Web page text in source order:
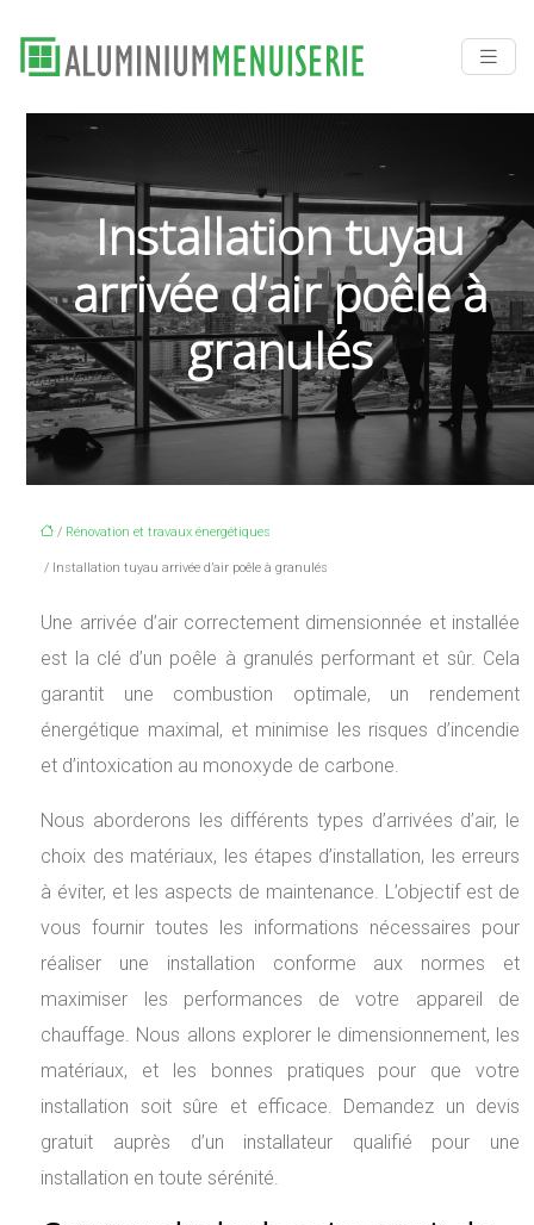
Installation tuyau
arrivée d’air poêle à
granulés
/ Rénovation et travaux énergétiques
/ Installation tuyau arrivée d’air poêle à granulés
Une arrivée d’air correctement dimensionnée et installée
est la clé d’un poêle à granulés performant et sûr. Cela
garantit une combustion optimale, un rendement
énergétique maximal, et minimise les risques d’incendie
et d’intoxication au monoxyde de carbone.
Nous aborderons les différents types d’arrivées d’air, le
choix des matériaux, les étapes d’installation, les erreurs
à éviter, et les aspects de maintenance. L’objectif est de
vous fournir toutes les informations nécessaires pour
réaliser une installation conforme aux normes et
maximiser les performances de votre appareil de
chauffage. Nous allons explorer le dimensionnement, les
matériaux, et les bonnes pratiques pour que votre
installation soit sûre et efficace. Demandez un devis
gratuit auprès d’un installateur qualifié pour une
installation en toute sérénité.